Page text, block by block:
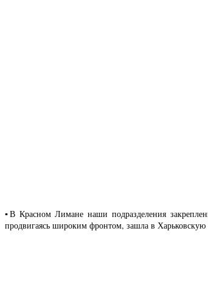
▪️В Красном Лимане наши подразделения
продвигаясь широким фронтом, зашла в